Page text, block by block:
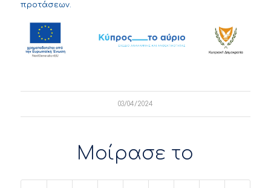
προτάσεων.
03/04/2024
Μοίρασε το